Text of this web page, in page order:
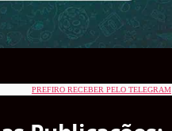
PREFIRO RECEBER PELO TELEGRAM